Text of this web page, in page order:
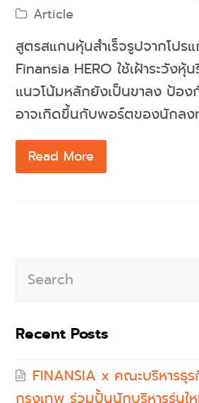
Article
สูตรสแกนหุ้นสำเร็จรูปจากโปร
Finansia HERO ใช้เฝ้าระวังหุ้
แนวโน้มหลักยังเป็นขาลง ป้อง
อาจเกิดขึ้นกับพอร์ตของนักลง
Read More
Recent Posts
FINANSIA x คณะบริหารธุ
กรุงเทพ ร่วมปั้นนักบริหารรุ่นใ